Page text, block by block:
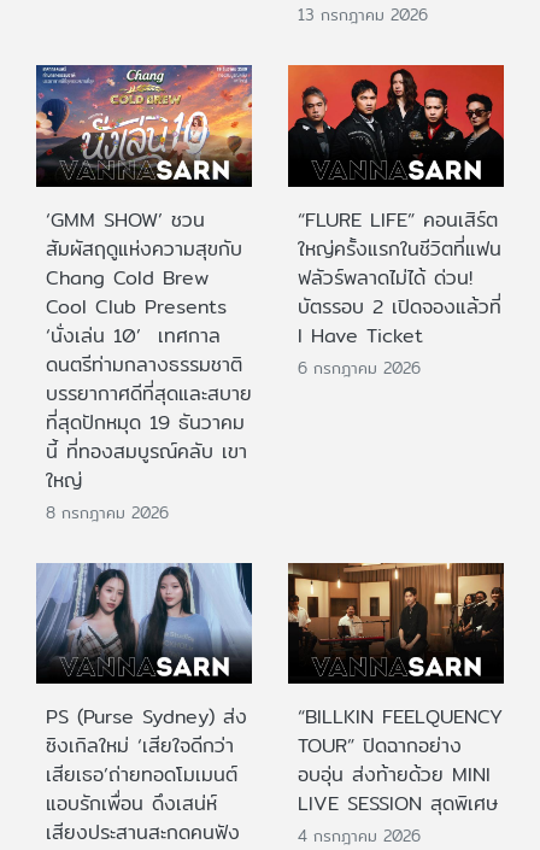
13 กรกฎาคม 2026
‘GMM SHOW’ ชวน
สัมผัสฤดูแห่งความสุขกับ
Chang Cold Brew
Cool Club Presents
‘นั่งเล่น 10’ เทศกาล
ดนตรีท่ามกลางธรรมชาติ
บรรยากาศดีที่สุดและสบาย
ที่สุดปักหมุด 19 ธันวาคม
นี้ ที่ทองสมบูรณ์คลับ เขา
ใหญ่
8 กรกฎาคม 2026
“FLURE LIFE” คอนเสิร์ต
ใหญ่ครั้งแรกในชีวิตที่แฟน
ฟลัวร์พลาดไม่ได้ ด่วน!
บัตรรอบ 2 เปิดจองแล้วที่
I Have Ticket
6 กรกฎาคม 2026
PS (Purse Sydney) ส่ง
ซิงเกิลใหม่ ‘เสียใจดีกว่า
เสียเธอ’ถ่ายทอดโมเมนต์
แอบรักเพื่อน ดึงเสน่ห์
เสียงประสานสะกดคนฟัง
“BILLKIN FEELQUENCY
TOUR” ปิดฉากอย่าง
อบอุ่น ส่งท้ายด้วย MINI
LIVE SESSION สุดพิเศษ
4 กรกฎาคม 2026